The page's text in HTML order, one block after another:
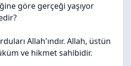
göre gerçeği yaşıyor
Allah'ındır. Allah, üstün
ve hikmet sahibidir.